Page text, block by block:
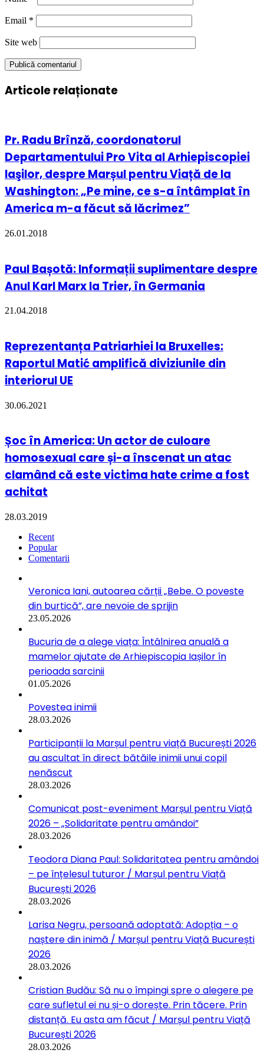
Email *
Site web
Articole relaționate
Pr. Radu Brînză, coordonatorul
Departamentului Pro Vita al Arhiepiscopiei
Iaşilor, despre Marșul pentru Viață de la
Washington: „Pe mine, ce s-a întâmplat în
America m-a făcut să lăcrimez”
26.01.2018
Paul Bașotă: Informații suplimentare despre
Anul Karl Marx la Trier, în Germania
21.04.2018
Reprezentanța Patriarhiei la Bruxelles:
Raportul Matić amplifică diviziunile din
interiorul UE
30.06.2021
Șoc în America: Un actor de culoare
homosexual care și-a înscenat un atac
clamând că este victima hate crime a fost
achitat
28.03.2019
Recent
Popular
Comentarii
Veronica Iani, autoarea cărții „Bebe. O poveste
din burtică”, are nevoie de sprijin
23.05.2026
Bucuria de a alege viața: Întâlnirea anuală a
mamelor ajutate de Arhiepiscopia Iașilor în
perioada sarcinii
01.05.2026
Povestea inimii
28.03.2026
Participanții la Marșul pentru viață București 2026
au ascultat în direct bătăile inimii unui copil
nenăscut
28.03.2026
Comunicat post-eveniment Marșul pentru Viață
2026 – „Solidaritate pentru amândoi”
28.03.2026
Teodora Diana Paul: Solidaritatea pentru amândoi
– pe înțelesul tuturor / Marșul pentru Viață
București 2026
28.03.2026
Larisa Negru, persoană adoptată: Adopția – o
naștere din inimă / Marșul pentru Viață București
2026
28.03.2026
Cristian Budău: Să nu o împingi spre o alegere pe
care sufletul ei nu și-o dorește. Prin tăcere. Prin
distanță. Eu asta am făcut / Marșul pentru Viață
București 2026
28.03.2026